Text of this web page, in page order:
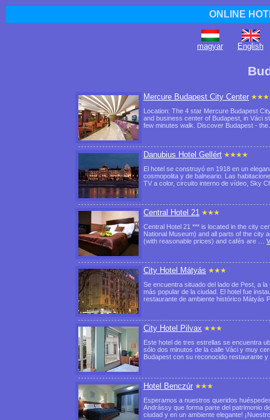
ONLINE
magyar English
Mercure Budapest City Center
Location: The 4 star Mercure Budapest
and business center of Budapest, in Váci
few minutes walk. Discover Budapest -
Danubius Hotel Gellért
El hotel se construyó en 1918 en un
cosmopolita y de balneario. Las
TV a color, circuito interno de vídeo, Sky
Central Hotel 21
Central Hotel 21 *** is located in the city
National Museum) and all parts of the city
(with reasonable prices) and cafés are …
City Hotel Mátyás
Se encuentra situado del lado de Pest, a
más popular de la ciudad. El hotel fue
restaurante de ambiente histórico Mátyás
City Hotel Pilvax
Este hotel de tres estrellas se encuentra
sólo dos minutos de la calle Váci y muy
Budapest con su reconocido restaurante
Hotel Benczúr
Esperamos a nuestros queridos
Andrássy que forma parte del patrimonio
ciudad y en un ambiente elegante!